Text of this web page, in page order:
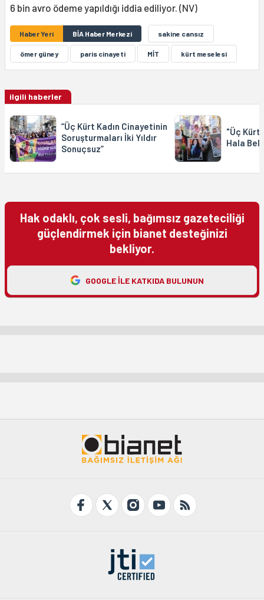
6 bin avro ödeme yapıldığı iddia ediliyor. (NV)
Haber Yeri BİA Haber Merkezi sakine cansız
ömer güney paris cinayeti MİT kürt meselesi
ilgili haberler
“Üç Kürt Kadın Cinayetinin
Soruşturmaları İki Yıldır
Sonuçsuz”
"Üç Kürt
Hala
Hak odaklı, çok sesli, bağımsız gazeteciliği
güçlendirmek için bianet desteğinizi
bekliyor.
GOOGLE ILE KATKIDA BULUNUN